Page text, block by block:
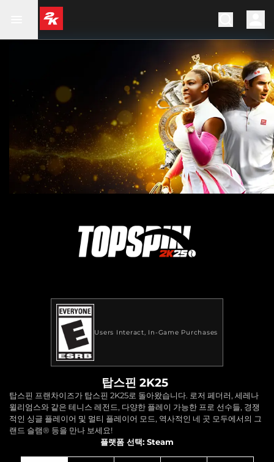
Users Interact In-Game Purchases
탑스핀 2K25
탑스핀 프랜차이즈가 탑스핀 2K25로 돌아왔습니다. 로저 페더러, 세레나
윌리엄스와 같은 테니스 레전드, 다양한 플레이 가능한 프로 선수들, 경쟁
적인 싱글 플레이어 및 멀티 플레이어 모드, 역사적인 네 곳 모두에서의 그
랜드 슬램® 등을 만나 보세요!
플랫폼 선택: Steam